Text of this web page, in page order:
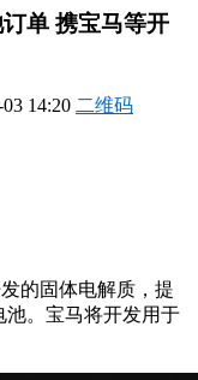
单 携宝马等开
14:20 二维码
的固体电解质，提
池。宝马将开发用于